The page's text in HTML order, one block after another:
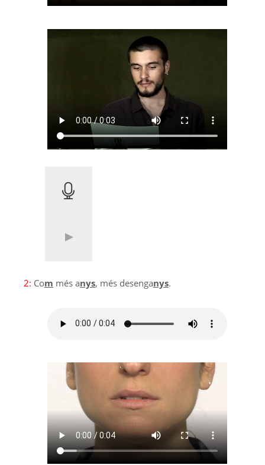
2: Com més anys, més desenganys.